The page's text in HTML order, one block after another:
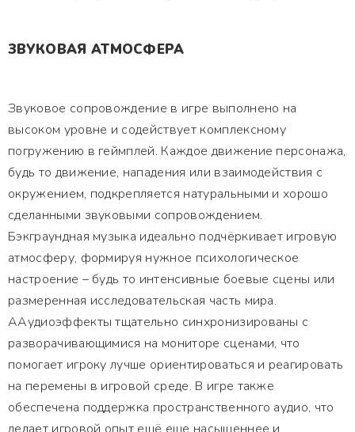
ЗВУКОВАЯ АТМОСФЕРА
Звуковое сопровождение в игре выполнено на
высоком уровне и содействует комплексному
погружению в геймплей. Каждое движение персонажа,
будь то движение, нападения или взаимодействия с
окружением, подкрепляется натуральными и хорошо
сделанными звуковыми сопровождением.
Бэкграундная музыка идеально подчёркивает игровую
атмосферу, формируя нужное психологическое
настроение – будь то интенсивные боевые сцены или
размеренная исследовательская часть мира.
ААудиоэффекты тщательно синхронизированы с
разворачивающимися на мониторе сценами, что
помогает игроку лучше ориентироваться и реагировать
на перемены в игровой среде. В игре также
обеспечена поддержка пространственного аудио, что